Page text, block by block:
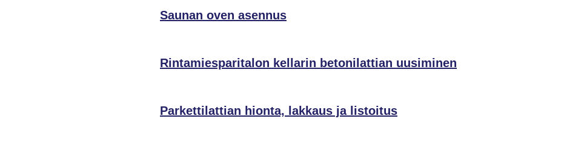
Saunan oven asennus
Rintamiesparitalon kellarin betonilattian uusiminen
Parkettilattian hionta, lakkaus ja listoitus